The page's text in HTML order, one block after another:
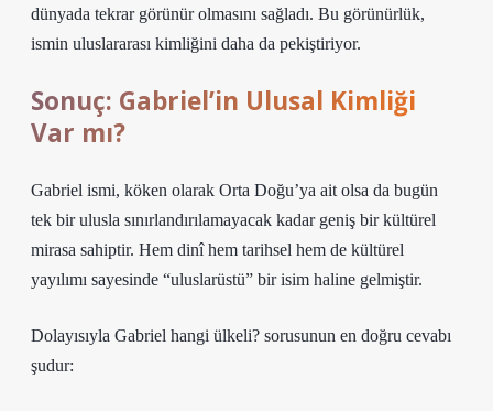
dünyada tekrar görünür olmasını sağladı. Bu görünürlük,
ismin uluslararası kimliğini daha da pekiştiriyor.
Sonuç: Gabriel’in Ulusal Kimliği
Var mı?
Gabriel ismi, köken olarak Orta Doğu’ya ait olsa da bugün
tek bir ulusla sınırlandırılamayacak kadar geniş bir kültürel
mirasa sahiptir. Hem dinî hem tarihsel hem de kültürel
yayılımı sayesinde “uluslarüstü” bir isim haline gelmiştir.
Dolayısıyla Gabriel hangi ülkeli? sorusunun en doğru cevabı
şudur: